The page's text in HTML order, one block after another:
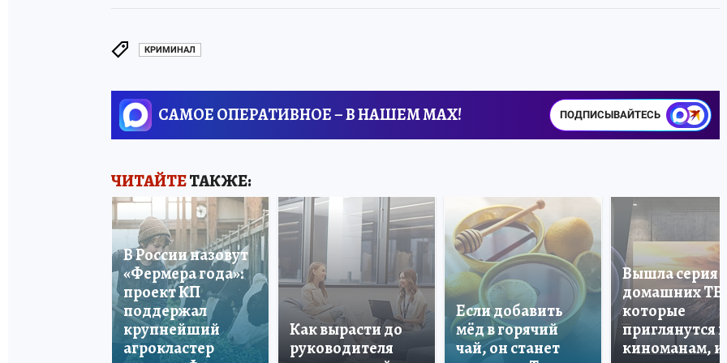
КРИМИНАЛ
САМОЕ ОПЕРАТИВНОЕ – В НАШЕМ MAX! ПОДПИСЫВАЙТЕСЬ
ЧИТАЙТЕТАКЖЕ:
В России назовут
«Фермера года»:
проект КП
поддержал
крупнейший
агрокластер
Как вырасти до
руководителя
Если добавить
мёд в горячий
чай, он станет
Вышла серия
домашних ТВ,
которые
приглянутся и
киноманам, и